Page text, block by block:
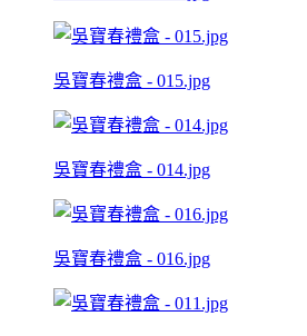
吳寶春禮盒 - 015.jpg
吳寶春禮盒 - 014.jpg
吳寶春禮盒 - 016.jpg